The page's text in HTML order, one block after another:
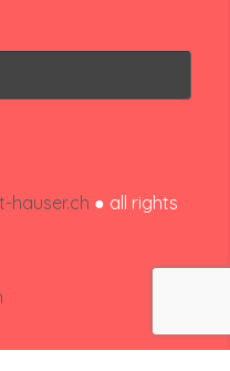
hauser.ch ● all rights